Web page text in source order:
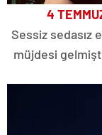
4
Sessiz sedasız
müjdesi